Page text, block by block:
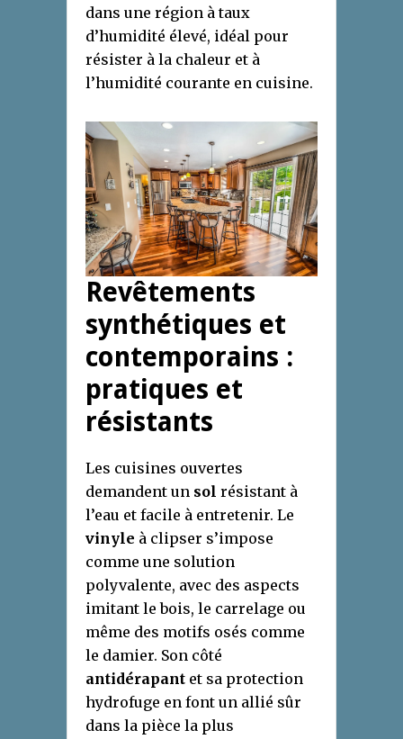
dans une région à taux
d’humidité élevé, idéal pour
résister à la chaleur et à
l’humidité courante en cuisine.
Revêtements
synthétiques et
contemporains :
pratiques et
résistants
Les cuisines ouvertes
demandent un sol résistant à
l’eau et facile à entretenir. Le
vinyle à clipser s’impose
comme une solution
polyvalente, avec des aspects
imitant le bois, le carrelage ou
même des motifs osés comme
le damier. Son côté
antidérapant et sa protection
hydrofuge en font un allié sûr
dans la pièce la plus